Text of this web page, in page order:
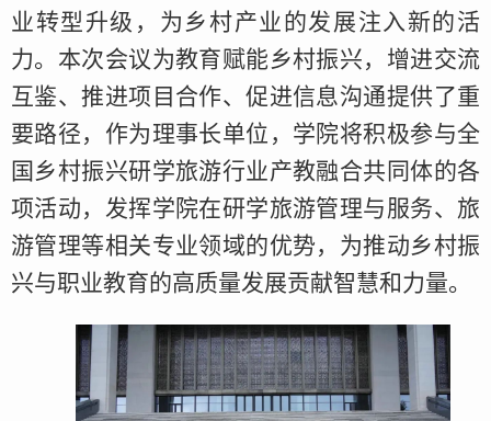
业转型升级，为乡村产业的发展注入新的活
力。本次会议为教育赋能乡村振兴，增进交流
互鉴、推进项目合作、促进信息沟通提供了重
要路径，作为理事长单位，学院将积极参与全
国乡村振兴研学旅游行业产教融合共同体的各
项活动，发挥学院在研学旅游管理与服务、旅
游管理等相关专业领域的优势，为推动乡村振
兴与职业教育的高质量发展贡献智慧和力量。